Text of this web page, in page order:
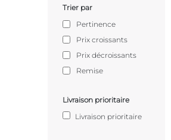
Trier par
Pertinence
Prix croissants
Prix décroissants
Remise
Livraison prioritaire
Livraison prioritaire